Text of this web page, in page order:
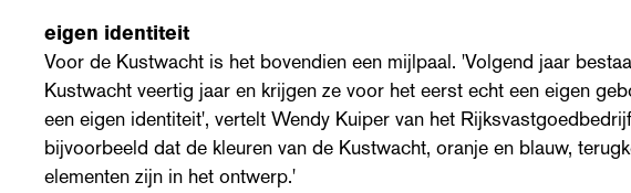
eigen identiteit
Voor de Kustwacht is het bovendien een mijlpaal. 'Volgend jaar
Kustwacht veertig jaar en krijgen ze voor het eerst echt een eigen
een eigen identiteit', vertelt Wendy Kuiper van het
bijvoorbeeld dat de kleuren van de Kustwacht, oranje en blauw,
elementen zijn in het ontwerp.'